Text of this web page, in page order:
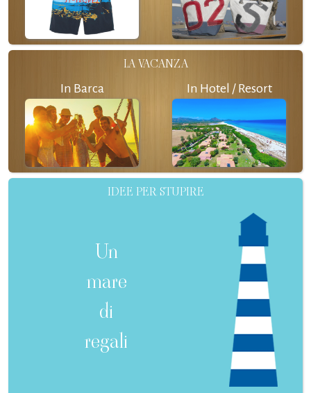
LA VACANZA
In Barca In Hotel / Resort
IDEE PER STUPIRE
Un
mare
di
regali